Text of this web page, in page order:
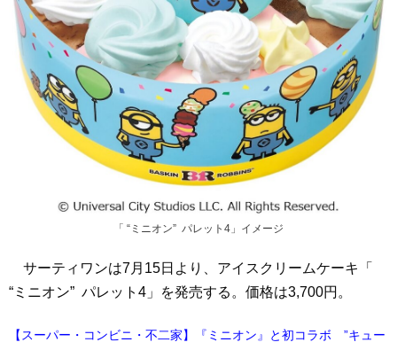
「 “ミニオン” パレット4」イメージ
サーティワンは7月15日より、アイスクリームケーキ「
“ミニオン” パレット4」を発売する。価格は3,700円。
【スーパー・コンビニ・不二家】『ミニオン』と初コラボ ”キュー